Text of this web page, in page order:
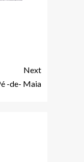
Next
-de- Maia